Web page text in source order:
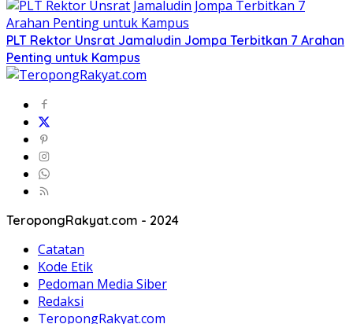
​PLT Rektor Unsrat Jamaludin Jompa Terbitkan 7 Arahan
Penting untuk Kampus
TeropongRakyat.com - 2024
Catatan
Kode Etik
Pedoman Media Siber
Redaksi
TeropongRakyat.com